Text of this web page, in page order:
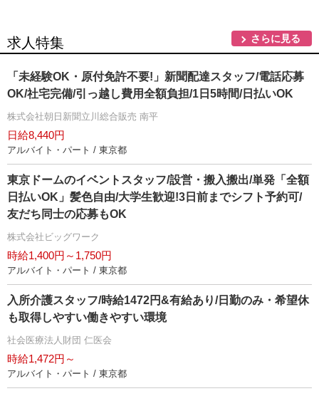
求人特集 さらに見る
「未経験OK・原付免許不要!」新聞配達スタッフ/電話応募
OK/社宅完備/引っ越し費用全額負担/1日5時間/日払いOK
株式会社朝日新聞立川総合販売 南平
日給8,440円
アルバイト・パート / 東京都
東京ドームのイベントスタッフ/設営・搬入搬出/単発「全額
日払いOK」髪色自由/大学生歓迎!3日前までシフト予約可/
友だち同士の応募もOK
株式会社ビッグワーク
時給1,400円～1,750円
アルバイト・パート / 東京都
入所介護スタッフ/時給1472円&有給あり/日勤のみ・希望休
も取得しやすい働きやすい環境
社会医療法人財団 仁医会
時給1,472円～
アルバイト・パート / 東京都